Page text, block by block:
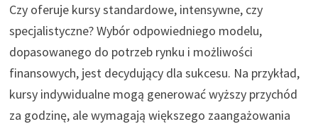
Czy oferuje kursy standardowe, intensywne, czy
specjalistyczne? Wybór odpowiedniego modelu,
dopasowanego do potrzeb rynku i możliwości
finansowych, jest decydujący dla sukcesu. Na przykład,
kursy indywidualne mogą generować wyższy przychód
za godzinę, ale wymagają większego zaangażowania